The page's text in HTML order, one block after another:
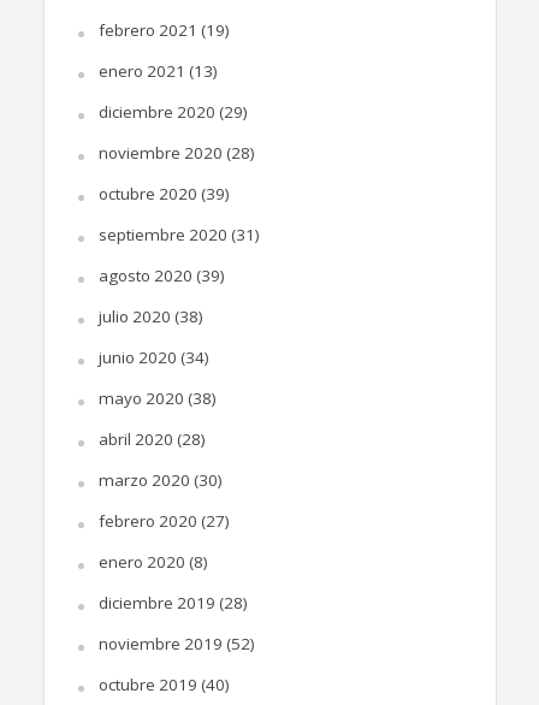
febrero 2021 (19)
enero 2021 (13)
diciembre 2020 (29)
noviembre 2020 (28)
octubre 2020 (39)
septiembre 2020 (31)
agosto 2020 (39)
julio 2020 (38)
junio 2020 (34)
mayo 2020 (38)
abril 2020 (28)
marzo 2020 (30)
febrero 2020 (27)
enero 2020 (8)
diciembre 2019 (28)
noviembre 2019 (52)
octubre 2019 (40)